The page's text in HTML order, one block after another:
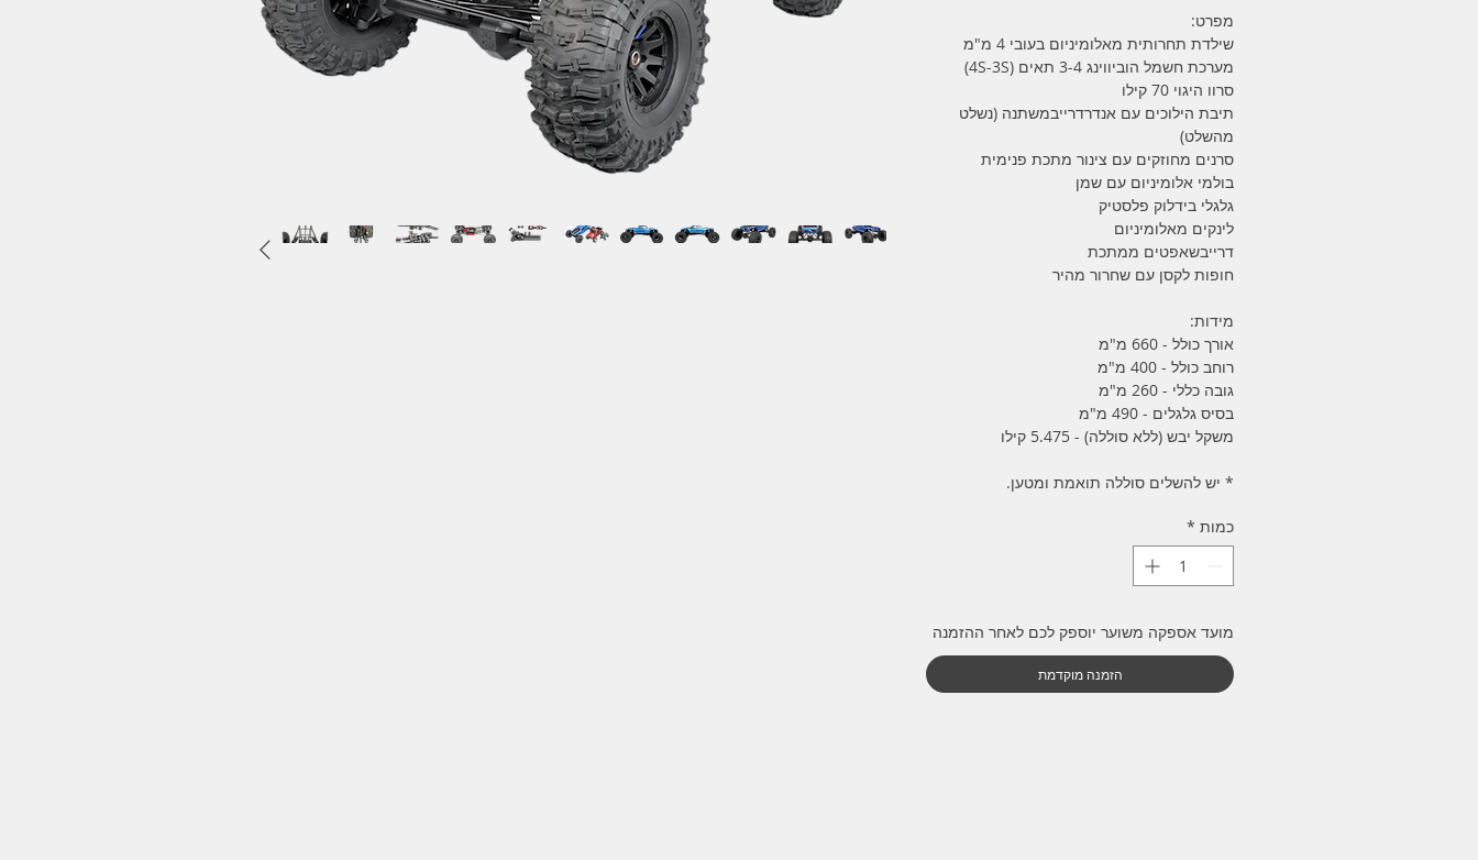
מפרט:
שילדת תחרותית מאלומיניום בעובי 4 מ"מ
מערכת חשמל הוביווינג 3-4 תאים (4S-3S)
סרוו היגוי 70 קילו
תיבת הילוכים עם אנדרדרייבמשתנה (נשלט
מהשלט)
סרנים מחוזקים עם צינור מתכת פנימית
בולמי אלומיניום עם שמן
גלגלי בידלוק פלסטיק
לינקים מאלומיניום
דרייבשאפטים ממתכת
חופות לקסן עם שחרור מהיר
מידות:
אורך כולל - 660 מ"מ
רוחב כולל - 400 מ"מ
גובה כללי - 260 מ"מ
בסיס גלגלים - 490 מ"מ
משקל יבש (ללא סוללה) - 5.475 קילו
* יש להשלים סוללה תואמת ומטען.
כמות *
מועד אספקה משוער יוספק לכם לאחר ההזמנה
הזמנה מוקדמת